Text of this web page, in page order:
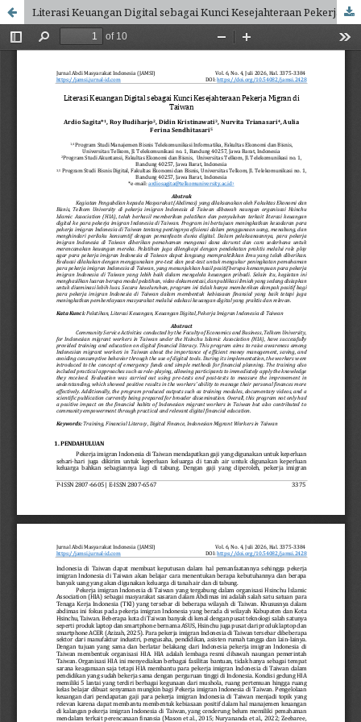
Literasi Keuangan Digital sebagai Kunci Kesejahteraan Pekerja Migran di Taiwan